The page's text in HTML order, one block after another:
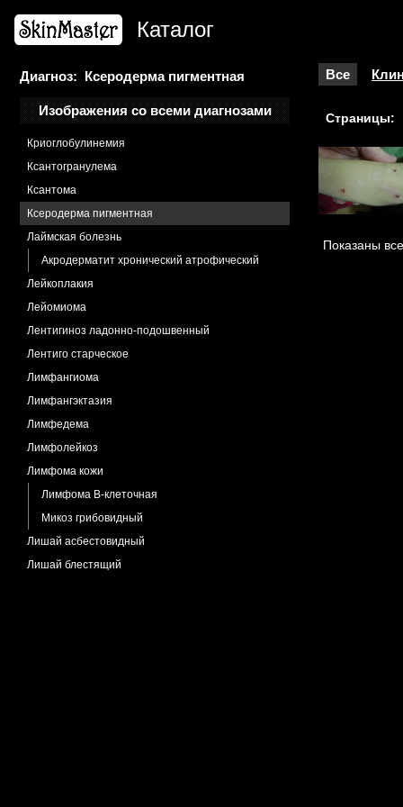
Каталог
Диагноз: Ксеродерма пигментная
Изображения со всеми диагнозами
Киста синовиальная
Киста эпидермальная
Кондиломы остроконечные
Крапивница
Криоглобулинемия
Ксантогранулема
Ксантома
Ксеродерма пигментная
Лаймская болезнь
Акродерматит хронический атрофический
Лейкоплакия
Лейомиома
Лентигиноз ладонно-подошвенный
Лентиго старческое
Лимфангиома
Лимфангэктазия
Лимфедема
Лимфолейкоз
Лимфома кожи
Лимфома B-клеточная
Микоз грибовидный
Лишай асбестовидный
Лишай блестящий
Все
Страницы:
Показаны